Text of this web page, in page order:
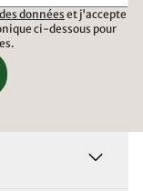
donnéeset j'accepte
ci-dessous pour